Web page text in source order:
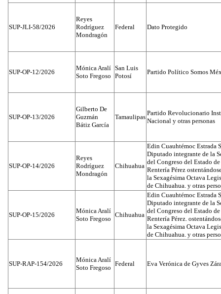
SUP-JLI-58/2026
Reyes
Rodríguez
Mondragón
Federal Dato Protegido
SUP-OP-12/2026
Mónica Aralí
Soto Fregoso
San Luis
Potosí
Partido Político Somos
SUP-OP-13/2026
Gilberto De
Guzmán
Bátiz García
Tamaulipas
Partido Revolucionario
Nacional y otras personas
SUP-OP-14/2026
Reyes
Rodríguez
Mondragón
Chihuahua
Edin Cuauhtémoc Estrada
Diputado integrante de la
del Congreso del Estado
Rentería Pérez
la Sexagésima Octava
de Chihuahua. y otras
SUP-OP-15/2026
Mónica Aralí
Soto Fregoso
Chihuahua
Edin Cuauhtémoc Estrada
Diputado integrante de la
del Congreso del Estado
Rentería Pérez.
la Sexagésima Octava
de Chihuahua. y otras
SUP-RAP-154/2026
Mónica Aralí
Soto Fregoso
Federal Eva Verónica de Gyves